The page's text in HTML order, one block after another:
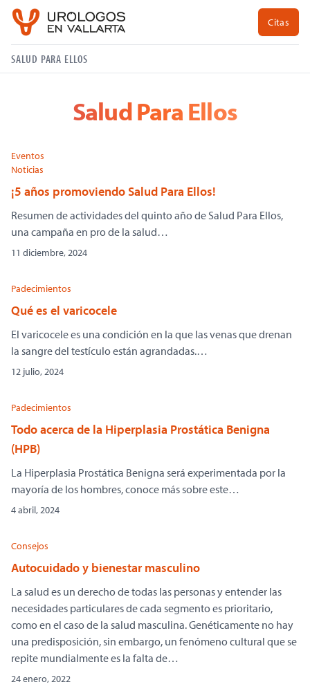
Citas
SALUD PARA ELLOS
Salud Para Ellos
Eventos
Noticias
¡5 años promoviendo Salud Para Ellos!
Resumen de actividades del quinto año de Salud Para Ellos,
una campaña en pro de la salud…
11 diciembre, 2024
Padecimientos
Qué es el varicocele
El varicocele es una condición en la que las venas que drenan
la sangre del testículo están agrandadas.…
12 julio, 2024
Padecimientos
Todo acerca de la Hiperplasia Prostática Benigna
(HPB)
La Hiperplasia Prostática Benigna será experimentada por la
mayoría de los hombres, conoce más sobre este…
4 abril, 2024
Consejos
Autocuidado y bienestar masculino
La salud es un derecho de todas las personas y entender las
necesidades particulares de cada segmento es prioritario,
como en el caso de la salud masculina. Genéticamente no hay
una predisposición, sin embargo, un fenómeno cultural que se
repite mundialmente es la falta de…
24 enero, 2022